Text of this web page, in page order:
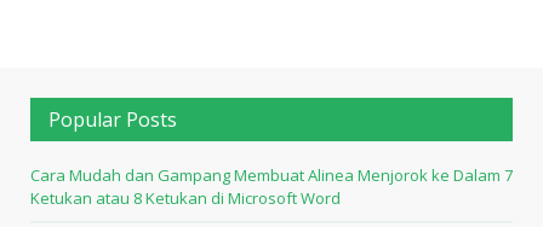
Popular Posts
Cara Mudah dan Gampang Membuat Alinea Menjorok ke Dalam 7
Ketukan atau 8 Ketukan di Microsoft Word